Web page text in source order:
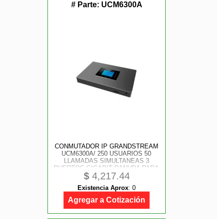
# Parte: UCM6300A
CONMUTADOR IP GRANDSTREAM
UCM6300A/ 250 USUARIOS 50
LLAMADAS SIMULTANEAS 3
PUERTOS GIGABIT RANURA PARA
USB 3.0 Y SD MONTAJE EN
PARED Y ESCRITORIO
COMPATIBLE CON GDMS
REMOTE CONNET WAVE
$4,217.44
Existencia Aprox: 0
Agregar a Cotización